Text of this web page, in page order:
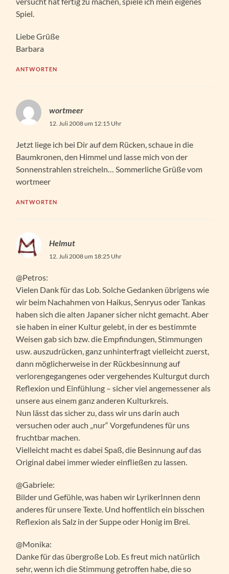
Spiel.
Liebe Grüße
Barbara
ANTWORTEN
wortmeer
12. Juli 2008 um 12:15 Uhr
Jetzt liege ich bei Dir auf dem Rücken, schaue in die
Baumkronen, den Himmel und lasse mich von der
Sonnenstrahlen streicheln… Sommerliche Grüße vom
wortmeer
ANTWORTEN
Helmut
12. Juli 2008 um 18:25 Uhr
@Petros:
Vielen Dank für das Lob. Solche Gedanken übrigens wie
wir beim Nachahmen von Haikus, Senryus oder Tankas
haben sich die alten Japaner sicher nicht gemacht. Aber
sie haben in einer Kultur gelebt, in der es bestimmte
Weisen gab sich bzw. die Empfindungen, Stimmungen
usw. auszudrücken, ganz unhinterfragt vielleicht zuerst,
dann möglicherweise in der Rückbesinnung auf
verlorengegangenes oder vergehendes Kulturgut durch
Reflexion und Einfühlung – sicher viel angemessener als
unsere aus einem ganz anderen Kulturkreis.
Nun lässt das sicher zu, dass wir uns darin auch
versuchen oder auch „nur“ Vorgefundenes für uns
fruchtbar machen.
Vielleicht macht es dabei Spaß, die Besinnung auf das
Original dabei immer wieder einfließen zu lassen.
@Gabriele:
Bilder und Gefühle, was haben wir LyrikerInnen denn
anderes für unsere Texte. Und hoffentlich ein bisschen
Reflexion als Salz in der Suppe oder Honig im Brei.
@Monika:
Danke für das übergroße Lob. Es freut mich natürlich
sehr, wenn ich die Stimmung getroffen habe, die so